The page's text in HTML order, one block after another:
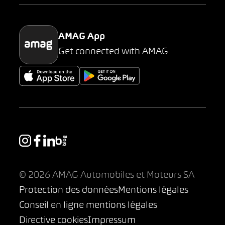
Parking
AMAG App
Get connected with AMAG
© 2026 AMAG Automobiles et Moteurs SA
Protection des donnéesMentions légales
Conseil en ligne mentions légales
Directive cookiesImpressum